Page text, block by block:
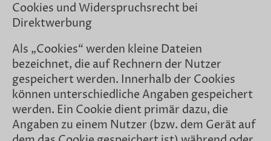
Cookies und Widerspruchsrecht bei
Direktwerbung
Als „Cookies“ werden kleine Dateien
bezeichnet, die auf Rechnern der Nutzer
gespeichert werden. Innerhalb der Cookies
können unterschiedliche Angaben gespeichert
werden. Ein Cookie dient primär dazu, die
Angaben zu einem Nutzer (bzw. dem Gerät auf